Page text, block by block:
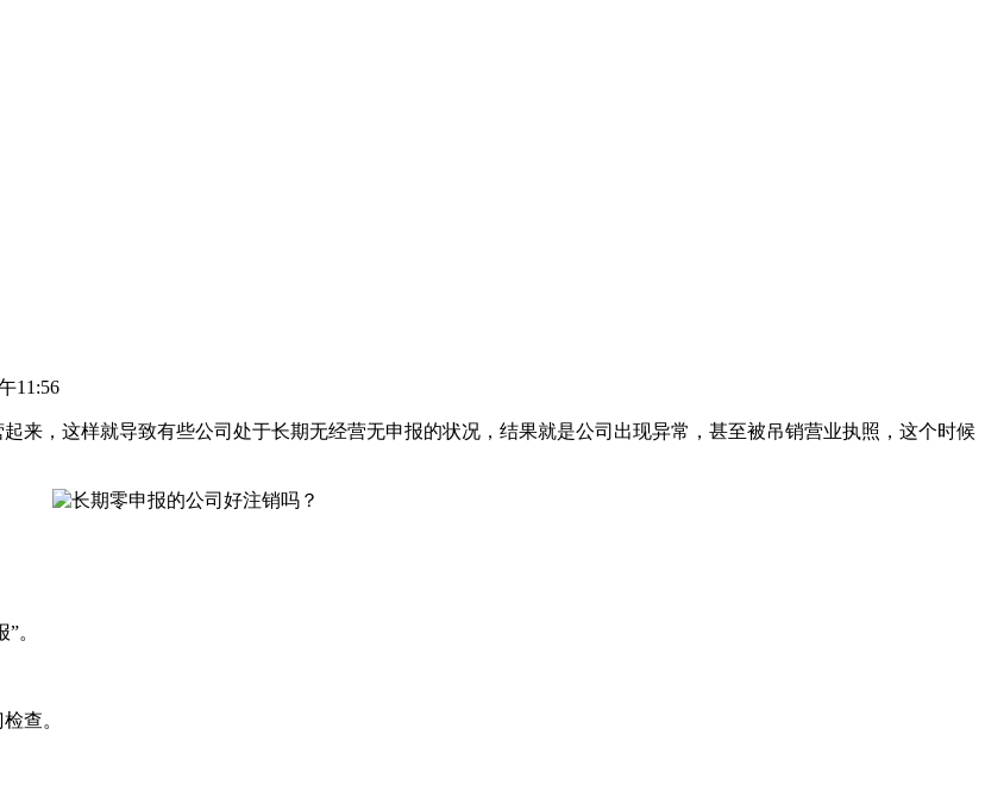
11:56
来，这样就导致有些公司处于长期无经营无申报的状况，结果就是公司出现异常，甚至被吊销营业执照，这个时候
。
查。